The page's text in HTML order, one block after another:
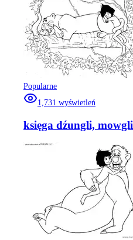
Popularne
1,731 wyświetleń
księga dźungli, mowgli